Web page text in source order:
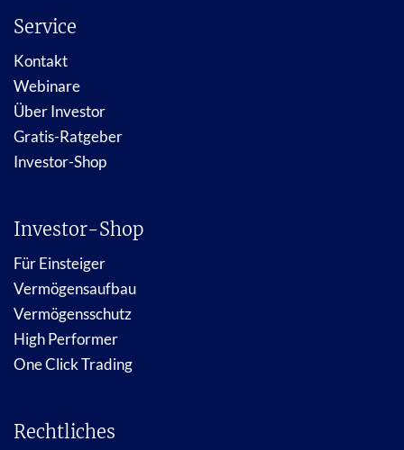
Service
Kontakt
Webinare
Über Investor
Gratis-Ratgeber
Investor-Shop
Investor-Shop
Für Einsteiger
Vermögensaufbau
Vermögensschutz
High Performer
One Click Trading
Rechtliches